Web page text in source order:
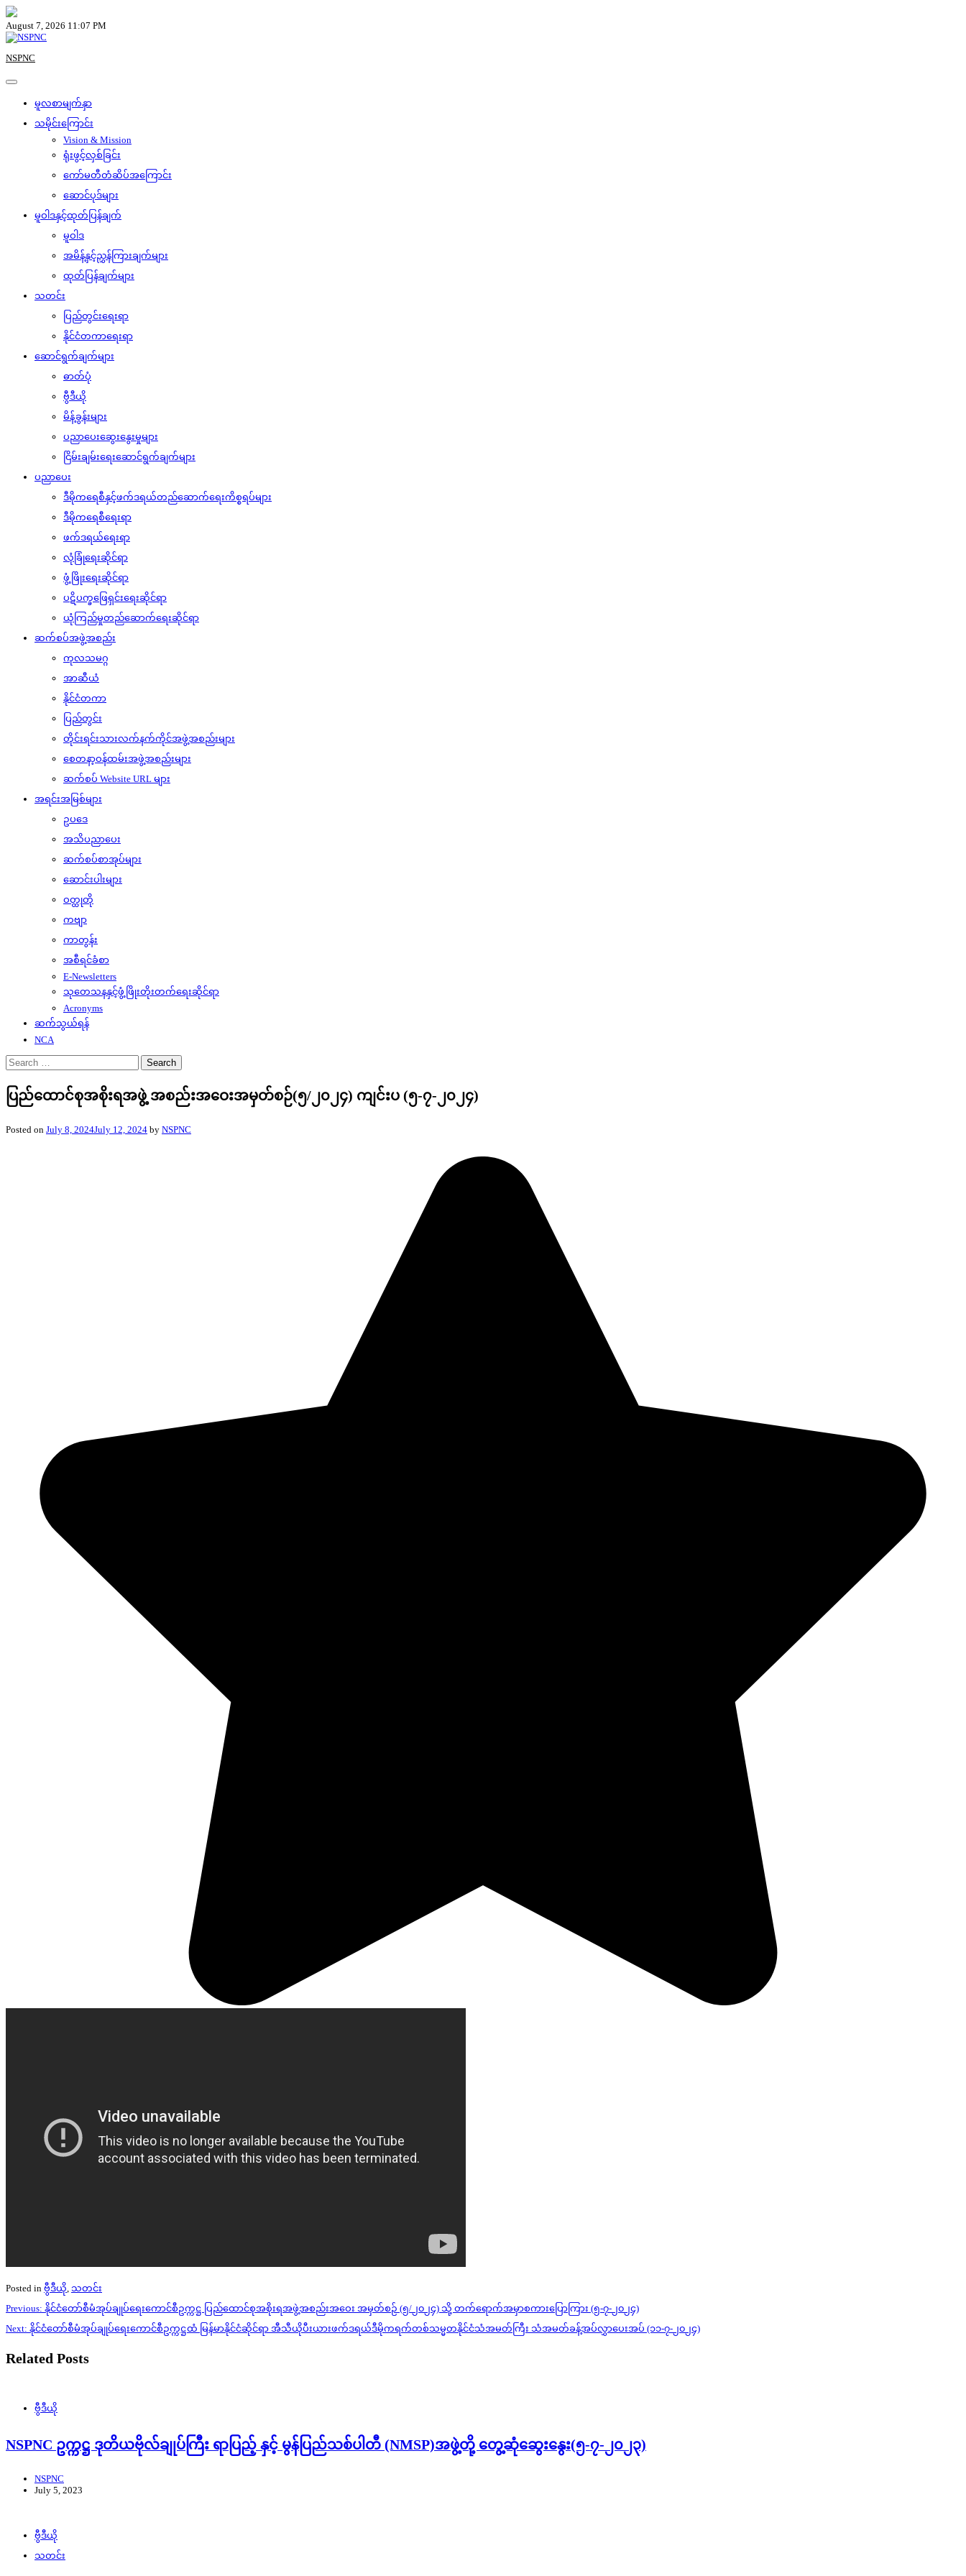
Skip
to
content
August 7, 2026 11:07 PM
NSPNC
မူလစာမျက်နှာ
သမိုင်းကြောင်း
Vision & Mission
ရုံးဖွင့်လှစ်ခြင်း
ကော်မတီတံဆိပ်အကြောင်း
ဆောင်ပုဒ်များ
မူဝါဒနှင့်ထုတ်ပြန်ချက်
မူဝါဒ
အမိန့်နှင့်ညွှန်ကြားချက်များ
ထုတ်ပြန်ချက်များ
သတင်း
ပြည်တွင်းရေးရာ
နိုင်ငံတကာရေးရာ
ဆောင်ရွက်ချက်များ
ဓာတ်ပုံ
ဗွီဒီယို
မိန့်ခွန်းများ
ပညာပေးဆွေးနွေးမှုများ
ငြိမ်းချမ်းရေးဆောင်ရွက်ချက်များ
ပညာပေး
ဒီမိုကရေစီနှင့်ဖက်ဒရယ်တည်ဆောက်‌ရေးကိစ္စရပ်များ
ဒီမိုကရေစီရေးရာ
ဖက်ဒရယ်ရေးရာ
လုံခြုံရေးဆိုင်ရာ
ဖွံ့ဖြိုးရေးဆိုင်ရာ
ပဋိပက္ခဖြေရှင်းရေးဆိုင်ရာ
ယုံကြည်မှုတည်ဆောက်ရေးဆိုင်ရာ
ဆက်စပ်အဖွဲ့အစည်း
ကုလသမဂ္ဂ
အာဆီယံ
နိုင်ငံတကာ
ပြည်တွင်း
တိုင်းရင်းသားလက်နက်ကိုင်အဖွဲ့အစည်းများ
စေတနာ့ဝန်ထမ်းအဖွဲ့အစည်းများ
ဆက်စပ် Website URL များ
အရင်းအမြစ်များ
ဥပဒေ
အသိပညာပေး
ဆက်စပ်စာအုပ်များ
ဆောင်းပါးများ
ဝတ္ထုတို
ကဗျာ
ကာတွန်း
အစီရင်ခံစာ
E-Newsletters
သုတေသနနှင့်ဖွံ့ဖြိုးတိုးတက်ရေးဆိုင်ရာ
Acronyms
ဆက်သွယ်ရန်
NCA
Search
for:
ပြည်ထောင်စုအစိုးရအဖွဲ့ အစည်းအဝေးအမှတ်စဉ်(၅/၂၀၂၄) ကျင်းပ (၅-၇-၂၀၂၄)
Posted on July 8, 2024July 12, 2024 by NSPNC
Posted in ဗွီဒီယို သတင်း
Post
navigation
Previous: နိုင်ငံတော်စီမံအုပ်ချုပ်ရေးကောင်စီဥက္ကဋ္ဌ ပြည်ထောင်စုအစိုးရအဖွဲ့အစည်းအဝေး အမှတ်စဉ် (၅/၂၀၂၄) သို့ တက်ရောက်အမှာစကားပြောကြား (၅-၇-၂၀၂၄)
Next: နိုင်ငံတော်စီမံအုပ်ချုပ်ရေးကောင်စီဥက္ကဋ္ဌထံ မြန်မာနိုင်ငံဆိုင်ရာ အီသီယိုပီးယားဖက်ဒရယ်ဒီမိုကရက်တစ်သမ္မတနိုင်ငံသံအမတ်ကြီး သံအမတ်ခန့်အပ်လွှာပေးအပ် (၁၁-၇-၂၀၂၄)
Related Posts
ဗွီဒီယို
NSPNC ဥက္ကဋ္ဌ ဒုတိယဗိုလ်ချုပ်ကြီး ရာပြည့် နှင့် မွန်ပြည်သစ်ပါတီ (NMSP)အဖွဲ့တို့ တွေ့ဆုံဆွေးနွေး(၅-၇-၂၀၂၃)
NSPNC
July 5, 2023
ဗွီဒီယို
သတင်း